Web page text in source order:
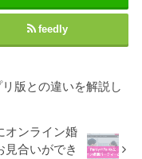
★★★★★ 公式
feedly
版との違いを解説し
オンライン婚
見合いができ